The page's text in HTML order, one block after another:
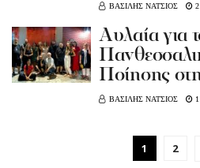
ΒΑΣΙΛΗΣ ΝΑΤΣΙΟΣ
Αυλαία για
Ποίησης
ΒΑΣΙΛΗΣ ΝΑΤΣΙΟΣ
1 2